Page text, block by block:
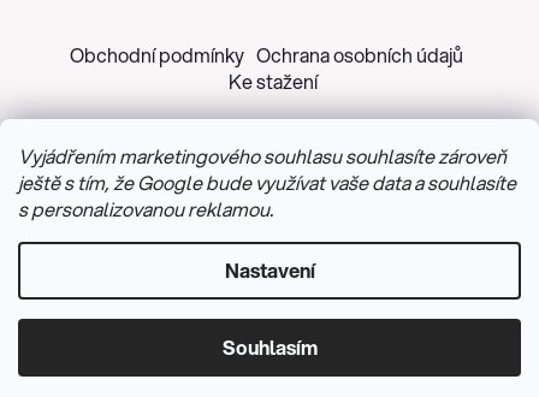
Vyjádřením marketingového souhlasu souhlasíte zároveň
ještě s tím, že Google bude využívat vaše data a souhlasíte
s personalizovanou reklamou.
Nastavení
Souhlasím
Obchodní podmínky Ochrana osobních údajů
Ke stažení
Vytvořil Shoptet&PekneWeby
Upravit nastavení cookies